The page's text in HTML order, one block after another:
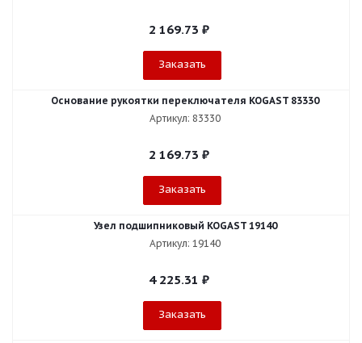
2 169.73 ₽
Заказать
Основание рукоятки переключателя KOGAST 83330
Артикул: 83330
2 169.73 ₽
Заказать
Узел подшипниковый KOGAST 19140
Артикул: 19140
4 225.31 ₽
Заказать